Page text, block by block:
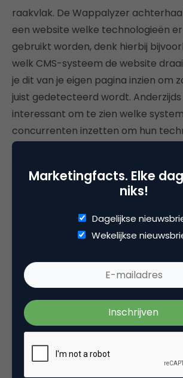
raakvlak. De Wappalyzer
een website welke technologieën
gebruikt worden, denk hierbij
welk CMS-systeem de website
je dit van je eigen pagina inzien om
juist gedetecteerd wordt. Anderzijds
interessant om te zien welke
concurrenten inzetten om hun
uitdagingen op te lossen.
Overige Tools
10.Google – AdWords
AdWords scripts is niet zomaar een
toepassing in AdWords die het werk
vereenvoudigd. Met Scripts kan je
krijgen of aanpassingen doen in
Marketingfacts. Elke
niks!
Dagelijkse
Wekelijkse